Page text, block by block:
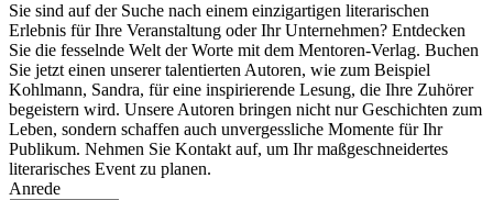
Sie sind auf der Suche nach einem einzigartigen literarischen
Erlebnis für Ihre Veranstaltung oder Ihr Unternehmen? Entdecken
Sie die fesselnde Welt der Worte mit dem Mentoren-Verlag. Buchen
Sie jetzt einen unserer talentierten Autoren, wie zum Beispiel
Kohlmann, Sandra, für eine inspirierende Lesung, die Ihre Zuhörer
begeistern wird. Unsere Autoren bringen nicht nur Geschichten zum
Leben, sondern schaffen auch unvergessliche Momente für Ihr
Publikum. Nehmen Sie Kontakt auf, um Ihr maßgeschneidertes
literarisches Event zu planen.
Anrede